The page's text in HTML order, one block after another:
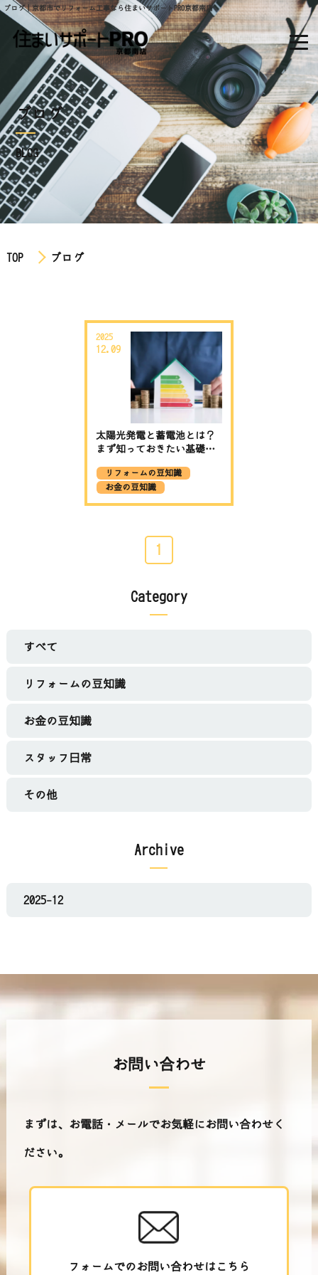
ブログ｜京都市でリフォーム工事なら住まいサポートPRO京都南店
ブログ
BLOG
TOP ブログ
2025
12.09
太陽光発電と蓄電池とは？
まず知っておきたい基礎ポ
リフォームの豆知識
お金の豆知識
1
Category
すべて
リフォームの豆知識
お金の豆知識
スタッフ日常
その他
Archive
2025-12
お問い合わせ
まずは、お電話・メールでお気軽にお問い合わせく
ださい。
フォームでのお問い合わせはこちら